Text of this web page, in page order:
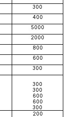
300
400
5000
2000
800
600
300
300
300
600
600
300
200